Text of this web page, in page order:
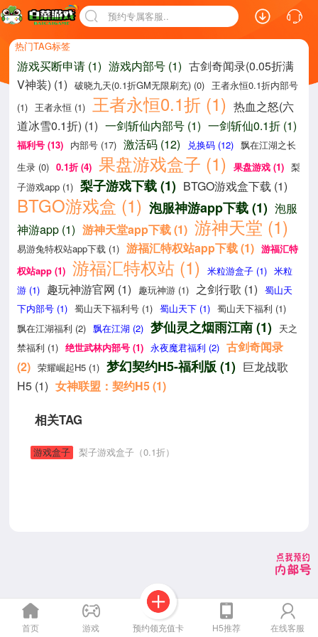
首页 游戏 预约领充值卡 H5推荐 在线客服
预约专属客服..
热门TAG标签
游戏买断申请 (1) 游戏内部号 (1) 古剑奇闻录(0.05折满
V神装) (1) 破晓九天(0.1折GM无限刷充) (0) 王者永恒0.1折内部号
(1) 王者永恒 (1) 王者永恒0.1折 (1) 热血之怒(六
道冰雪0.1折) (1) 一剑斩仙内部号 (1) 一剑斩仙0.1折 (1)
福利号 (13) 内部号 (17) 激活码 (12) 兑换码 (12) 飘在江湖之长
生录 (0) 0.1折 (4) 果盘游戏盒子 (1) 果盘游戏 (1) 梨
子游戏app (1) 梨子游戏下载 (1) BTGO游戏盒下载 (1)
BTGO游戏盒 (1) 泡服神游app下载 (1) 泡服
神游app (1) 游神天堂app下载 (1) 游神天堂 (1)
易游兔特权站app下载 (1) 游福汇特权站app下载 (1) 游福汇特
权站app (1) 游福汇特权站 (1) 米粒游盒子 (1) 米粒
游 (1) 趣玩神游官网 (1) 趣玩神游 (1) 之剑行歌 (1) 蜀山天
下内部号 (1) 蜀山天下福利号 (1) 蜀山天下 (1) 蜀山天下福利 (1)
飘在江湖福利 (2) 飘在江湖 (2) 梦仙灵之烟雨江南 (1) 天之
禁福利 (1) 绝世武林内部号 (1) 永夜魔君福利 (2) 古剑奇闻录
(2) 荣耀崛起H5 (1) 梦幻契约H5-福利版 (1) 巨龙战歌
H5 (1) 女神联盟：契约H5 (1)
相关TAG
游戏盒子 梨子游戏盒子（0.1折）